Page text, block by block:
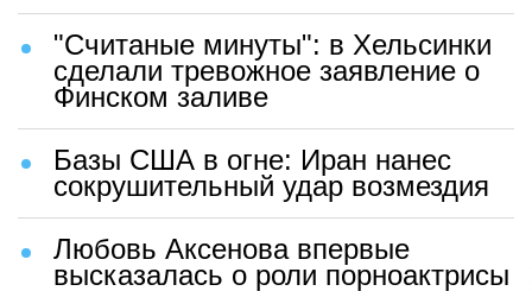
"Считаные минуты": в Хельсинки
сделали тревожное заявление о
Финском заливе
Базы США в огне: Иран нанес
сокрушительный удар возмездия
Любовь Аксенова впервые
высказалась о роли порноактрисы